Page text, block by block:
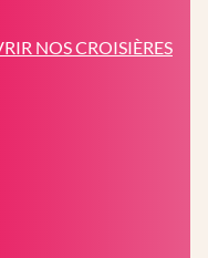
NOS CROISIÈRES